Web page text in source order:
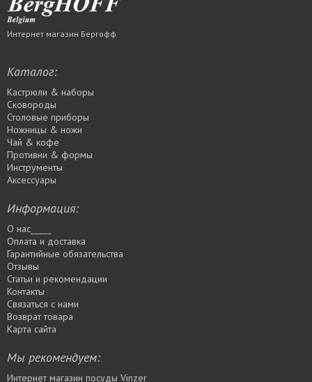
Интернет магазин Бергофф
Каталог:
Кастрюли & наборы
Сковороды
Столовые приборы
Ножницы & ножи
Чай & кофе
Противни & формы
Инструменты
Аксессуары
Информация:
О нас_____
Оплата и доставка
Гарантийные обязательства
Отзывы
Статьи и рекомендации
Контакты
Связаться с нами
Возврат товара
Карта сайта
Мы рекомендуем:
Интернет магазин посуды Vinzer